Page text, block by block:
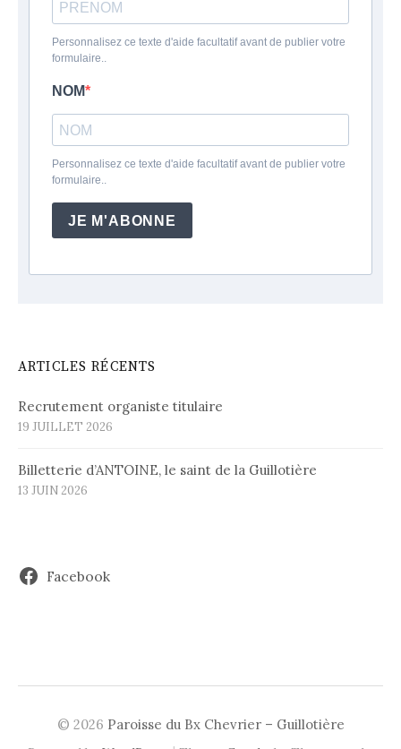
Personnalisez ce texte d'aide facultatif avant de publier votre
formulaire..
NOM
Personnalisez ce texte d'aide facultatif avant de publier votre
formulaire..
JE M'ABONNE
ARTICLES RÉCENTS
Recrutement organiste titulaire
19 JUILLET 2026
Billetterie d’ANTOINE, le saint de la Guillotière
13 JUIN 2026
Facebook
© 2026 Paroisse du Bx Chevrier – Guillotière